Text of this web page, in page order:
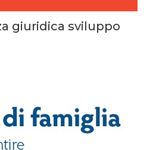
giuridica sviluppo